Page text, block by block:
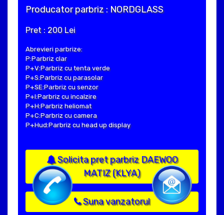
Producator parbriz : NORDGLASS
Pret : 200 Lei
Abrevieri parbrize:
P:Parbriz clar
P+V:Parbriz cu tenta verde
P+S:Parbriz cu parasolar
P+SE:Parbriz cu senzor
P+I:Parbriz cu incalzire
P+H:Parbriz heliomat
P+C:Parbriz cu camera
P+Hud:Parbriz cu head up display
Solicita pret parbriz DAEWOO
MATIZ (KLYA)
Suna vanzatorul